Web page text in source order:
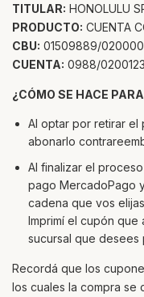
TITULAR: HONOLULU
PRODUCTO: CUENTA
CBU: 01509889/
CUENTA: 0988/
¿CÓMO SE HACE
Al optar por retirar el
abonarlo
Al finalizar el
pago MercadoPago
cadena que vos
Imprimí el cupón que
sucursal que desees
Recordá que los
los cuales la compra se